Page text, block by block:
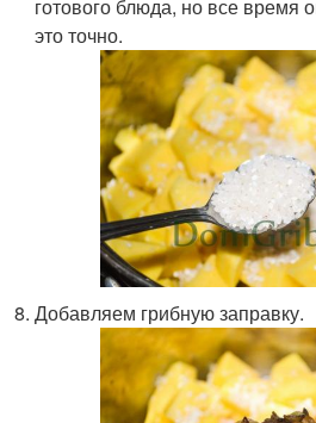
готового блюда, но все время
это точно.
Добавляем грибную заправку.